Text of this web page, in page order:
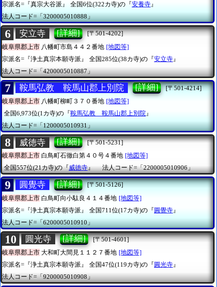
宗派名=『真宗大谷派』
全国6位(322カ寺)の『安養寺』
法人コード=「3200005010888」
6 安立寺 [詳細]
[〒501-4202]
岐阜県郡上市 八幡町市島４４２番地 [地図等]
宗派名=『浄土真宗本願寺派』
全国285位(38カ寺)の『安立寺 』
法人コード=「4200005010887」
7 鞍馬弘教 鞍馬山郡上別院 [詳細]
[〒501-4214]
岐阜県郡上市 八幡町柳町３７０番地 [地図等]
全国6,973位(1カ寺)の『鞍馬弘教 鞍馬山郡上別院 』
法人コード=「1200005010931」
8 威徳寺 [詳細]
[〒501-5231]
岐阜県郡上市 白鳥町石徹白第４０号４番地 [地図等]
全国557位(21カ寺)の『威徳寺』 法人コード=「2200005010906」
9 圓覺寺 [詳細]
[〒501-5126]
岐阜県郡上市 白鳥町向小駄良４１４番地 [地図等]
宗派名=『浄土真宗本願寺派』
全国711位(17カ寺)の『圓覺寺 』
法人コード=「6200005010910」
10 圓光寺 [詳細]
[〒501-4601]
岐阜県郡上市 大和町大間見１１２７番地 [地図等]
宗派名=『浄土真宗本願寺派』
全国47位(119カ寺)の『 圓光寺 』
法人コード=「9200005010908」